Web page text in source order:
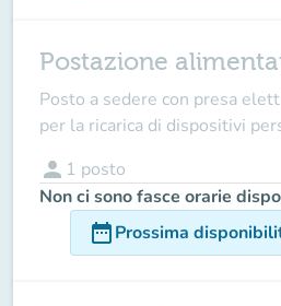
Postazione
Posto a sedere con presa
per la ricarica di dispositivi
person 1 posto
Non ci sono fasce orarie
date_rangeProssima